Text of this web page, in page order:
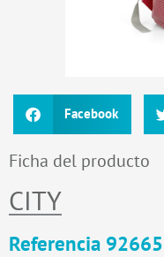
Facebook
Ficha del producto
CITY
Referencia 92665